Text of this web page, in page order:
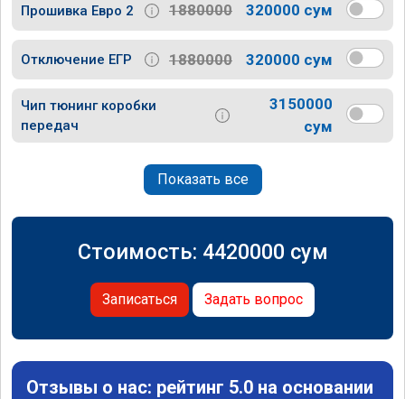
Прошивка Евро 2 1880000 320000 сум
Отключение ЕГР 1880000 320000 сум
Чип тюнинг коробки
передач
3150000
сум
Показать все
Стоимость: 4420000 сум
Записаться Задать вопрос
Отзывы о нас: рейтинг 5.0 на основании